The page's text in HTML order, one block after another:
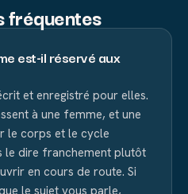
fréquentes
est-il réservé aux
et enregistré pour elles.
à une femme, et une
le corps et le cycle
le dire franchement plutôt
en cours de route. Si
le sujet vous parle,